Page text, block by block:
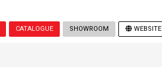
CATALOGUE SHOWROOM WEBSITE